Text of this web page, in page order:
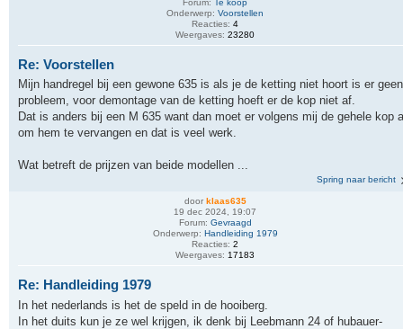
Onderwerp: Voorstellen
Reacties: 4
Weergaves: 23280
Re: Voorstellen
Mijn handregel bij een gewone 635 is als je de ketting niet hoort is er geen
probleem, voor demontage van de ketting hoeft er de kop niet af.
Dat is anders bij een M 635 want dan moet er volgens mij de gehele kop
om hem te vervangen en dat is veel werk.
Wat betreft de prijzen van beide modellen ...
Spring naar bericht
door klaas635
19 dec 2024, 19:07
Forum: Gevraagd
Onderwerp: Handleiding 1979
Reacties: 2
Weergaves: 17183
Re: Handleiding 1979
In het nederlands is het de speld in de hooiberg.
In het duits kun je ze wel krijgen, ik denk bij Leebmann 24 of hubauer-